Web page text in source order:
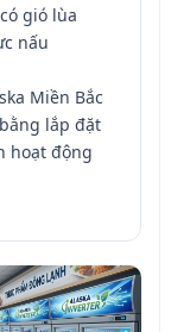
gió lùa
nấu
Miền Bắc
lắp đặt
hoạt động